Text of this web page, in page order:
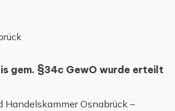
gem. §34c GewO wurde erteilt
Handelskammer Osnabrück –